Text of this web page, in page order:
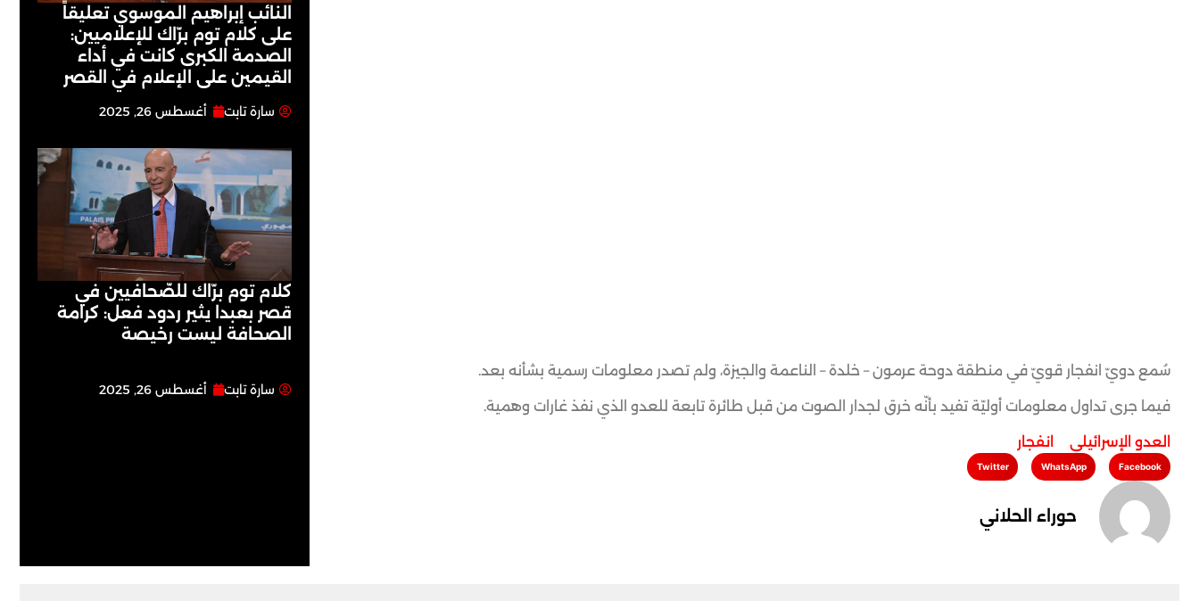
النائب إبراهيم الموسوي تعليقاً
على كلام توم برّاك للإعلاميين:
الصدمة الكبرى كانت في أداء
القيمين على ‏الإعلام في القصر
سارة تابت أغسطس 26, 2025
كلام توم برّاك للصّحافيين في
قصر بعبدا يثير ردود فعل: كرامة
الصحافة ليست رخيصة
سارة تابت أغسطس 26, 2025
سُمع دويّ انفجار قويّ في منطقة دوحة عرمون – خلدة – الناعمة والجيزة، ولم تصدر معلومات رسمية بشأنه بعد.
فيما جرى تداول معلومات أوليّة تفيد بأنّه خرق لجدار الصوت من قبل طائرة تابعة للعدو الذي نفذ غارات وهمية.
العدو الإسرائيلي انفجار
Facebook
WhatsApp
Twitter
حوراء الحلاني